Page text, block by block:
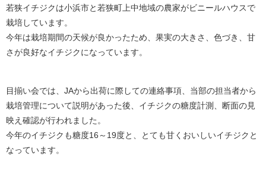
若狭イチジクは小浜市と若狭町上中地域の農家がビニールハウスで
栽培しています。
今年は栽培期間の天候が良かったため、果実の大きさ、色づき、甘
さが良好なイチジクになっています。
目揃い会では、JAから出荷に際しての連絡事項、当部の担当者から
栽培管理について説明があった後、イチジクの糖度計測、断面の見
映え確認が行われました。
今年のイチジクも糖度16～19度と、とても甘くおいしいイチジクと
なっています。